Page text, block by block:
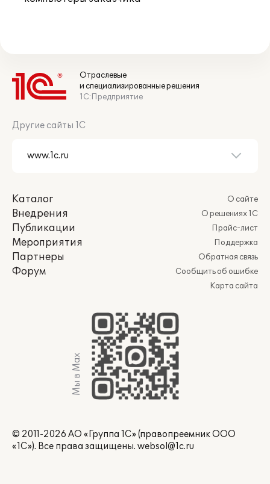
Отраслевые
и специализированные решения
1С:Предприятие
Другие сайты 1С
Каталог
Внедрения
Публикации
Мероприятия
Партнеры
Форум
О сайте
О решениях 1С
Прайс-лист
Поддержка
Обратная связь
Сообщить об ошибке
Карта сайта
Мы в Max
© 2011-2026 АО «Группа 1С» (правопреемник ООО
«1С»). Все права защищены. websol@1c.ru